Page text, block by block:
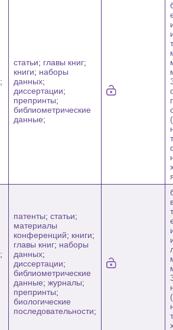
;
статьи; главы книг;
книги; наборы
данных;
диссертации;
препринты;
библиометрические
данные;
;
патенты; статьи;
материалы
конференций; книги;
главы книг; наборы
данных;
диссертации;
библиометрические
данные; журналы;
препринты;
биологические
последовательности;